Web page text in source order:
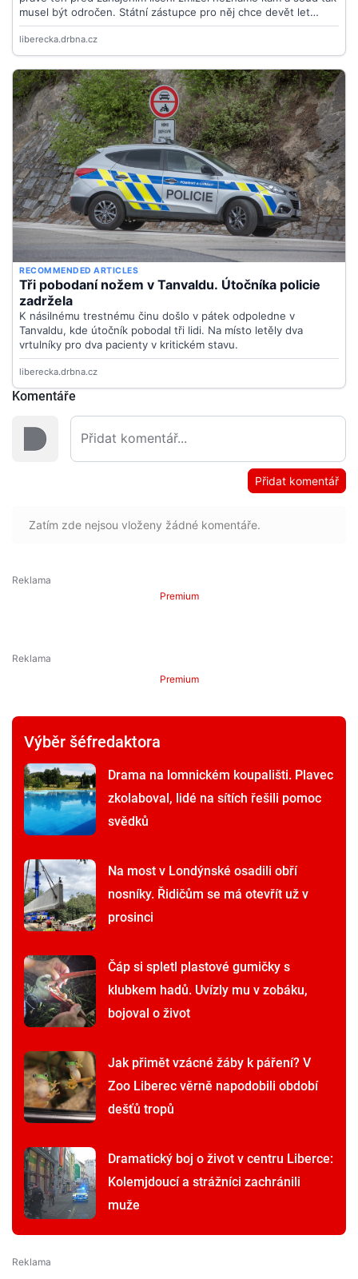
Komentáře
Přidat komentář
Zatím zde nejsou vloženy žádné komentáře.
Premium
Premium
Výběr šéfredaktora
Drama na lomnickém koupališti. Plavec
zkolaboval, lidé na sítích řešili pomoc
svědků
Na most v Londýnské osadili obří
nosníky. Řidičům se má otevřít už v
prosinci
Čáp si spletl plastové gumičky s
klubkem hadů. Uvízly mu v zobáku,
bojoval o život
Jak přimět vzácné žáby k páření? V
Zoo Liberec věrně napodobili období
dešťů tropů
Dramatický boj o život v centru Liberce:
Kolemjdoucí a strážníci zachránili
muže